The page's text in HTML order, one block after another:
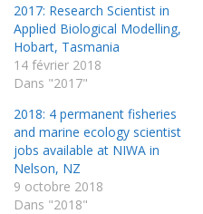
2017: Research Scientist in
Applied Biological Modelling,
Hobart, Tasmania
14 février 2018
Dans "2017"
2018: 4 permanent fisheries
and marine ecology scientist
jobs available at NIWA in
Nelson, NZ
9 octobre 2018
Dans "2018"